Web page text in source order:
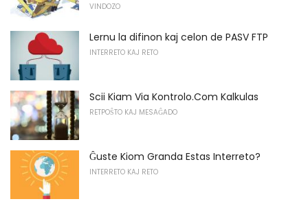
VINDOZO
Lernu la difinon kaj celon de PASV FTP
INTERRETO KAJ RETO
Scii Kiam Via Kontrolo.Com Kalkulas
RETPOŜTO KAJ MESAĜADO
Ĝuste Kiom Granda Estas Interreto?
INTERRETO KAJ RETO